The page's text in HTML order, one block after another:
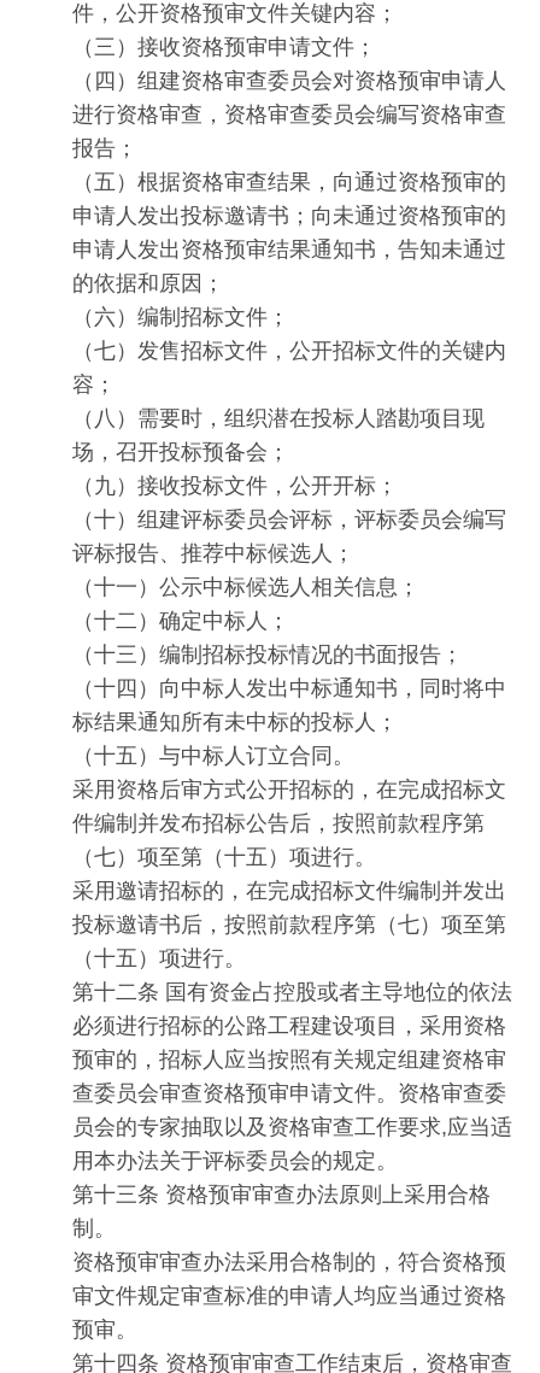
件，公开资格预审文件关键内容；
（三）接收资格预审申请文件；
（四）组建资格审查委员会对资格预审申请人
进行资格审查，资格审查委员会编写资格审查
报告；
（五）根据资格审查结果，向通过资格预审的
申请人发出投标邀请书；向未通过资格预审的
申请人发出资格预审结果通知书，告知未通过
的依据和原因；
（六）编制招标文件；
（七）发售招标文件，公开招标文件的关键内
容；
（八）需要时，组织潜在投标人踏勘项目现
场，召开投标预备会；
（九）接收投标文件，公开开标；
（十）组建评标委员会评标，评标委员会编写
评标报告、推荐中标候选人；
（十一）公示中标候选人相关信息；
（十二）确定中标人；
（十三）编制招标投标情况的书面报告；
（十四）向中标人发出中标通知书，同时将中
标结果通知所有未中标的投标人；
（十五）与中标人订立合同。
采用资格后审方式公开招标的，在完成招标文
件编制并发布招标公告后，按照前款程序第
（七）项至第（十五）项进行。
采用邀请招标的，在完成招标文件编制并发出
投标邀请书后，按照前款程序第（七）项至第
（十五）项进行。
第十二条 国有资金占控股或者主导地位的依法
必须进行招标的公路工程建设项目，采用资格
预审的，招标人应当按照有关规定组建资格审
查委员会审查资格预审申请文件。资格审查委
员会的专家抽取以及资格审查工作要求,应当适
用本办法关于评标委员会的规定。
第十三条 资格预审审查办法原则上采用合格
制。
资格预审审查办法采用合格制的，符合资格预
审文件规定审查标准的申请人均应当通过资格
预审。
第十四条 资格预审审查工作结束后，资格审查